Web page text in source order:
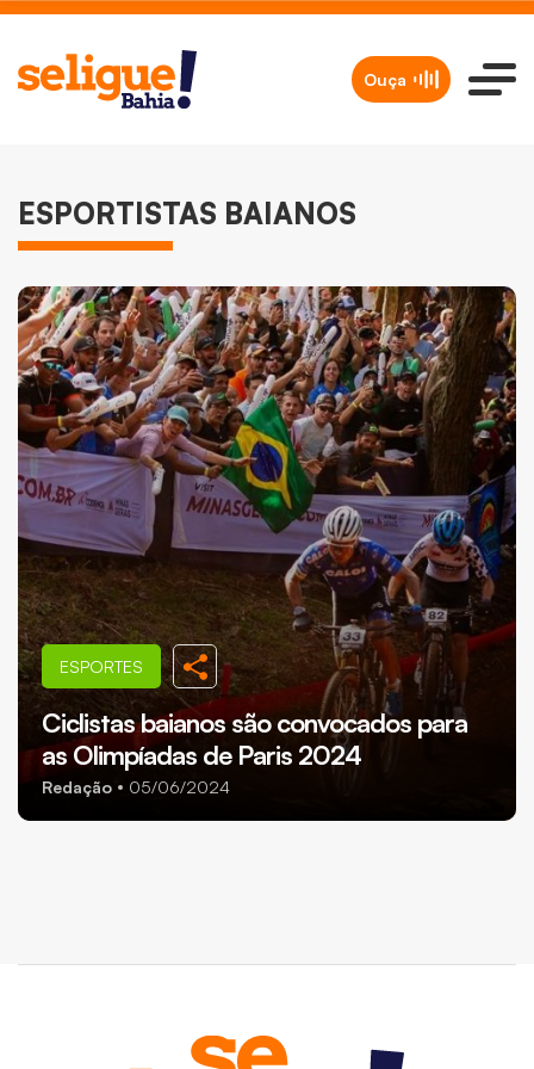
Ouça
ESPORTISTAS BAIANOS
ESPORTES
Ciclistas baianos são convocados para
as Olimpíadas de Paris 2024
Redação 05/06/2024